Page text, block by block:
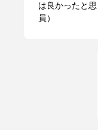
は良かったと
員）